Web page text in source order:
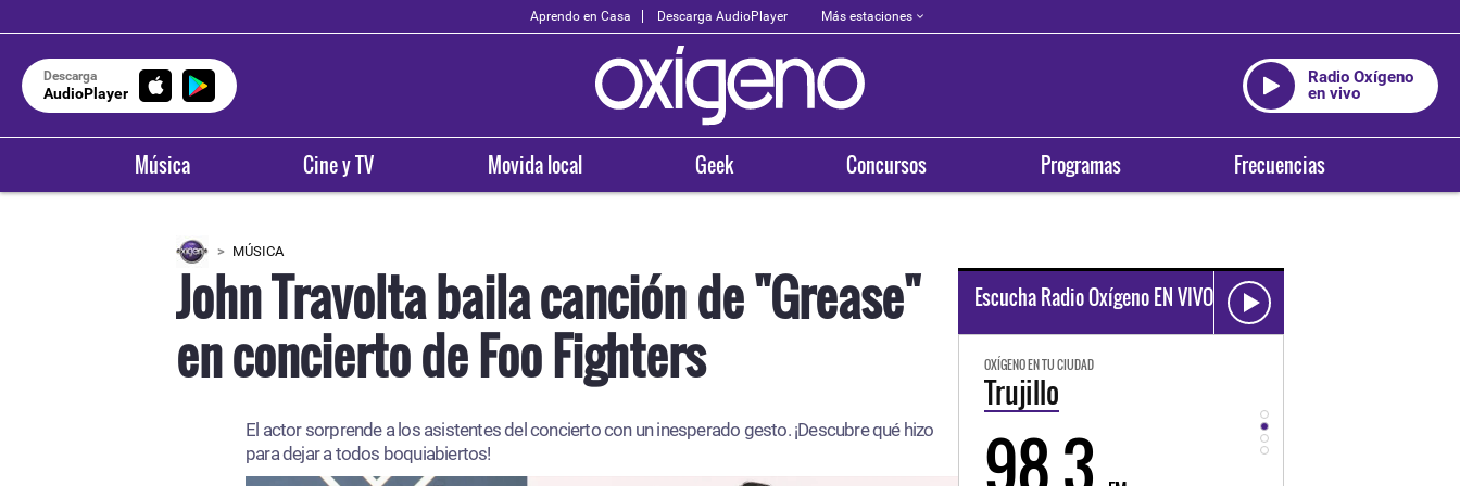
Aprendo en Casa Descarga AudioPlayer Más estaciones
Descarga
AudioPlayer
Radio Oxígeno
en vivo
Música Cine y TV Movida local Geek Concursos Programas Frecuencias
MÚSICA
John Travolta baila canción de "Grease"
en concierto de Foo Fighters
El actor sorprende a los asistentes del concierto con un inesperado gesto. ¡Descubre qué hizo
para dejar a todos boquiabiertos!
Escucha Radio Oxígeno EN VIVO
93.5
OXÍGENO EN TU CIUDAD
Trujillo
98.3 94.3